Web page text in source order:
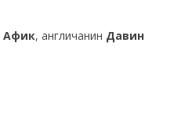
Афик, англичанин Давин